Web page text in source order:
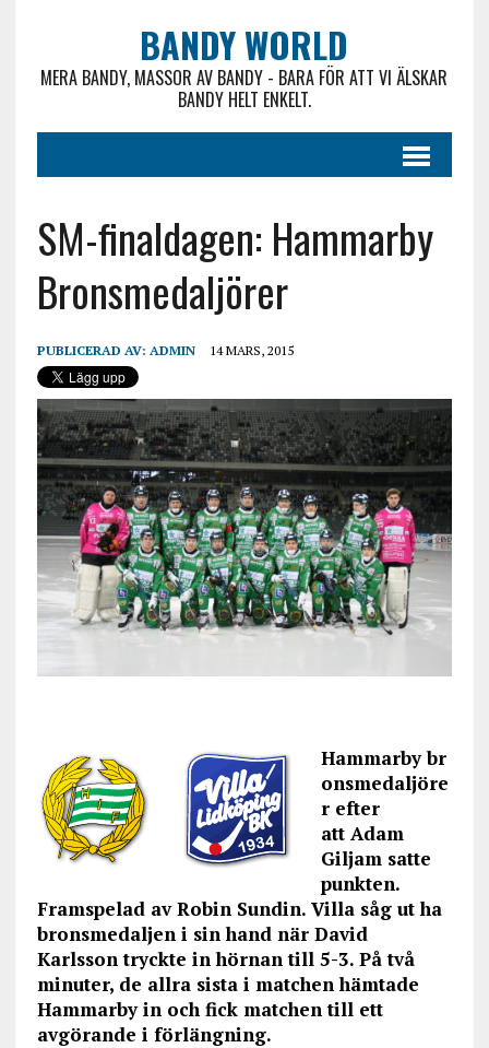
BANDY WORLD
MERA BANDY, MASSOR AV BANDY - BARA FÖR ATT VI ÄLSKAR
BANDY HELT ENKELT.
SM-finaldagen: Hammarby
Bronsmedaljörer
PUBLICERAD AV: ADMIN 14 MARS, 2015
Hammarby br
onsmedaljöre
r efter
att Adam
Giljam satte
punkten.
Framspelad av Robin Sundin. Villa såg ut ha
bronsmedaljen i sin hand när David
Karlsson tryckte in hörnan till 5-3. På två
minuter, de allra sista i matchen hämtade
Hammarby in och fick matchen till ett
avgörande i förlängning.